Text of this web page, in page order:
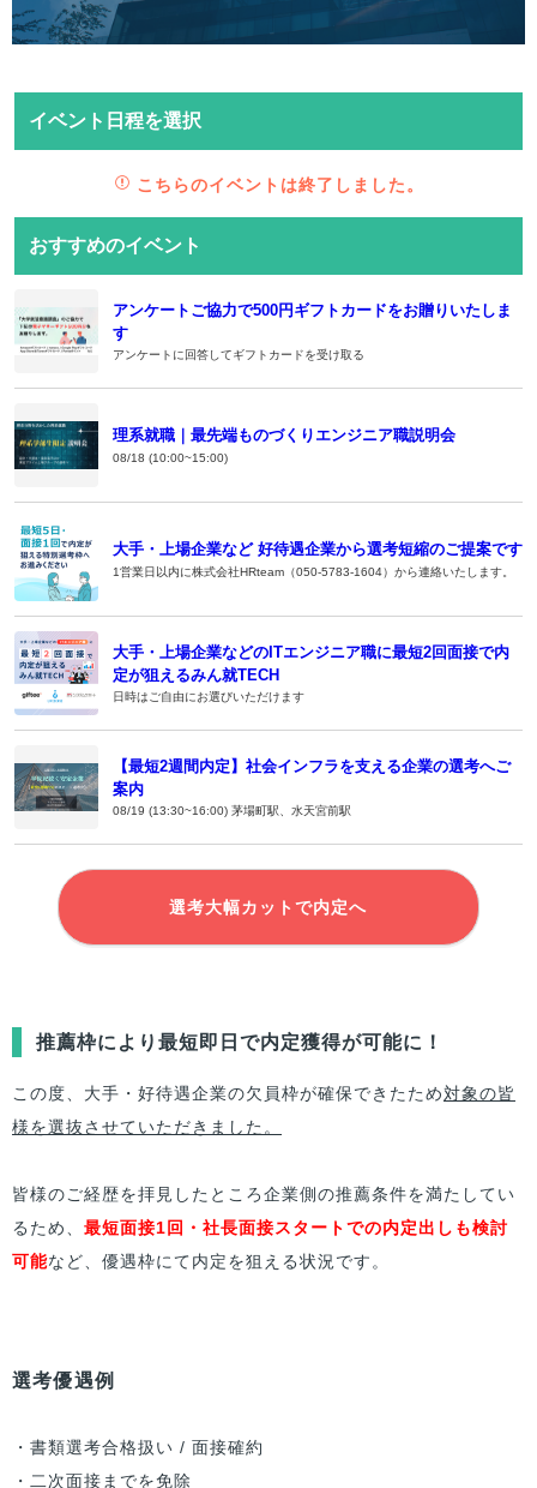
イベント日程を選択
こちらのイベントは終了しました。
おすすめのイベント
アンケートご協力で500円ギフトカードをお贈りいたしま
す
アンケートに回答してギフトカードを受け取る
理系就職｜最先端ものづくりエンジニア職説明会
08/18 (10:00~15:00)
大手・上場企業など 好待遇企業から選考短縮のご提案です
1営業日以内に株式会社HRteam（050-5783-1604）から連絡いたします。
大手・上場企業などのITエンジニア職に最短2回面接で内
定が狙えるみん就TECH
日時はご自由にお選びいただけます
【最短2週間内定】社会インフラを支える企業の選考へご
案内
08/19 (13:30~16:00) 茅場町駅、水天宮前駅
選考大幅カットで内定へ
推薦枠により最短即日で内定獲得が可能に！
この度、大手・好待遇企業の欠員枠が確保できたため対象の皆
様を選抜させていただきました。
皆様のご経歴を拝見したところ企業側の推薦条件を満たしてい
るため、 最短面接1回・社長面接スタートでの内定出しも検討
可能など、優遇枠にて内定を狙える状況です。
選考優遇例
・書類選考合格扱い / 面接確約
・二次面接までを免除